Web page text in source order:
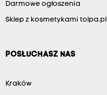
Darmowe ogłoszenia
Sklep z kosmetykami tolpa.pl
POSŁUCHASZ NAS
Kraków